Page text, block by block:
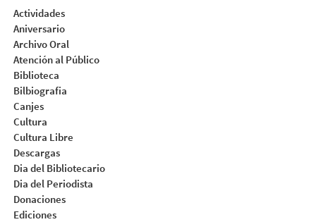
Actividades
Aniversario
Archivo Oral
Atención al Público
Biblioteca
Bilbiografia
Canjes
Cultura
Cultura Libre
Descargas
Dia del Bibliotecario
Dia del Periodista
Donaciones
Ediciones